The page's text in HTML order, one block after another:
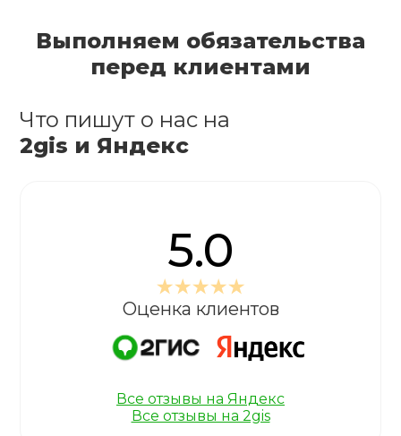
Выполняем обязательства
перед клиентами
Что пишут о нас на
2gis и Яндекс
5.0
Оценка клиентов
Все отзывы на Яндекс
Все отзывы на 2gis